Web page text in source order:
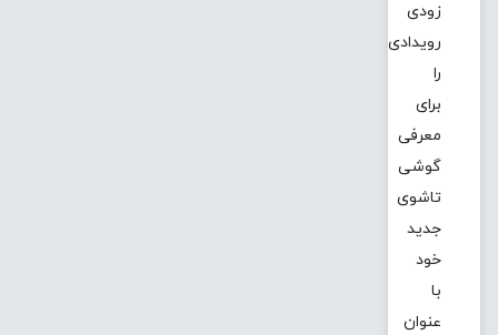
زودی
رویدادی
را
برای
معرفی
گوشی
تاشوی
جدید
خود
با
عنوان